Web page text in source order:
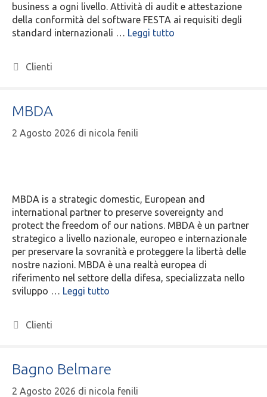
business a ogni livello. Attività di audit e attestazione
della conformità del software FESTA ai requisiti degli
standard internazionali … Leggi tutto
Clienti
MBDA
2 Agosto 2026 di nicola fenili
MBDA is a strategic domestic, European and
international partner to preserve sovereignty and
protect the freedom of our nations. MBDA è un partner
strategico a livello nazionale, europeo e internazionale
per preservare la sovranità e proteggere la libertà delle
nostre nazioni. MBDA è una realtà europea di
riferimento nel settore della difesa, specializzata nello
sviluppo … Leggi tutto
Clienti
Bagno Belmare
2 Agosto 2026 di nicola fenili